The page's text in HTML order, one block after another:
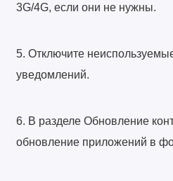
3G/4G, если они не нужны.
5. Отключите
уведомлений.
6. В разделе Обновление
обновление приложений в